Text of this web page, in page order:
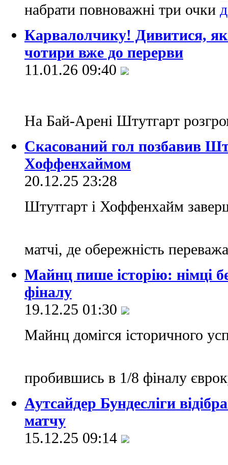
набрати повноважні три очки
Карвалолчику! Дивитися,
чотири вже до перерви
11.01.26 09:40
На Бай-Арені Штутгарт
Скасований гол позбавив
Хоффенхаймом
20.12.25 23:28
Штутгарт і Хоффенхайм
матчі, де обережність
Майнц пише історію: німці
фіналу
19.12.25 01:30
Майнц домігся історичного
пробившись в 1/8 фіналу
Аутсайдер Бундесліги
матчу
15.12.25 09:14